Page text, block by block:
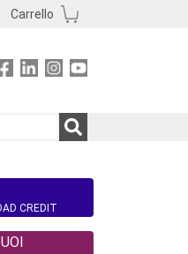
Carrello
CREDIT